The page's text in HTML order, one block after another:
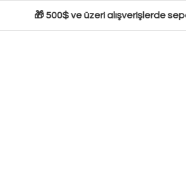
🎁 500$ ve üzeri alışverişlerde